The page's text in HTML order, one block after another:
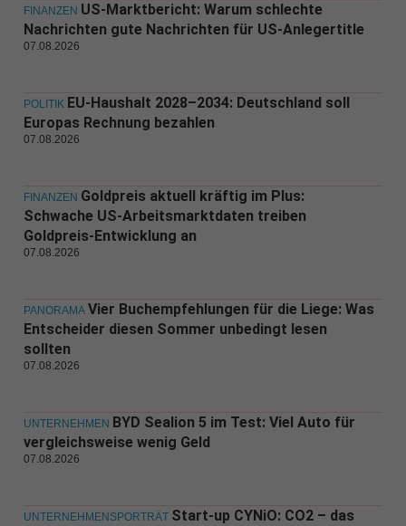
FINANZEN US-Marktbericht: Warum schlechte
Nachrichten gute Nachrichten für US-Anlegertitle
07.08.2026
POLITIK EU-Haushalt 2028–2034: Deutschland soll
Europas Rechnung bezahlen
07.08.2026
FINANZEN Goldpreis aktuell kräftig im Plus:
Schwache US-Arbeitsmarktdaten treiben
Goldpreis-Entwicklung an
07.08.2026
PANORAMA Vier Buchempfehlungen für die Liege: Was
Entscheider diesen Sommer unbedingt lesen
sollten
07.08.2026
UNTERNEHMEN BYD Sealion 5 im Test: Viel Auto für
vergleichsweise wenig Geld
07.08.2026
UNTERNEHMENSPORTRÄT Start-up CYNiO: CO2 – das